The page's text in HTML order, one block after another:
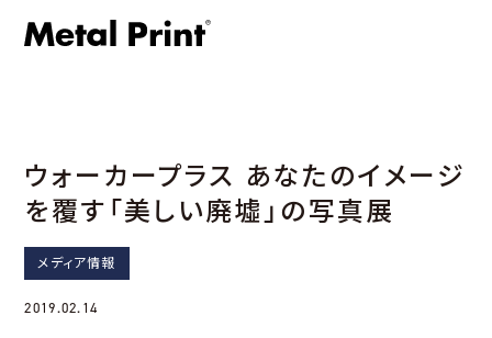
ウォーカープラス あなたのイメージ
を覆す「美しい廃墟」の写真展
メディア情報
2019.02.14